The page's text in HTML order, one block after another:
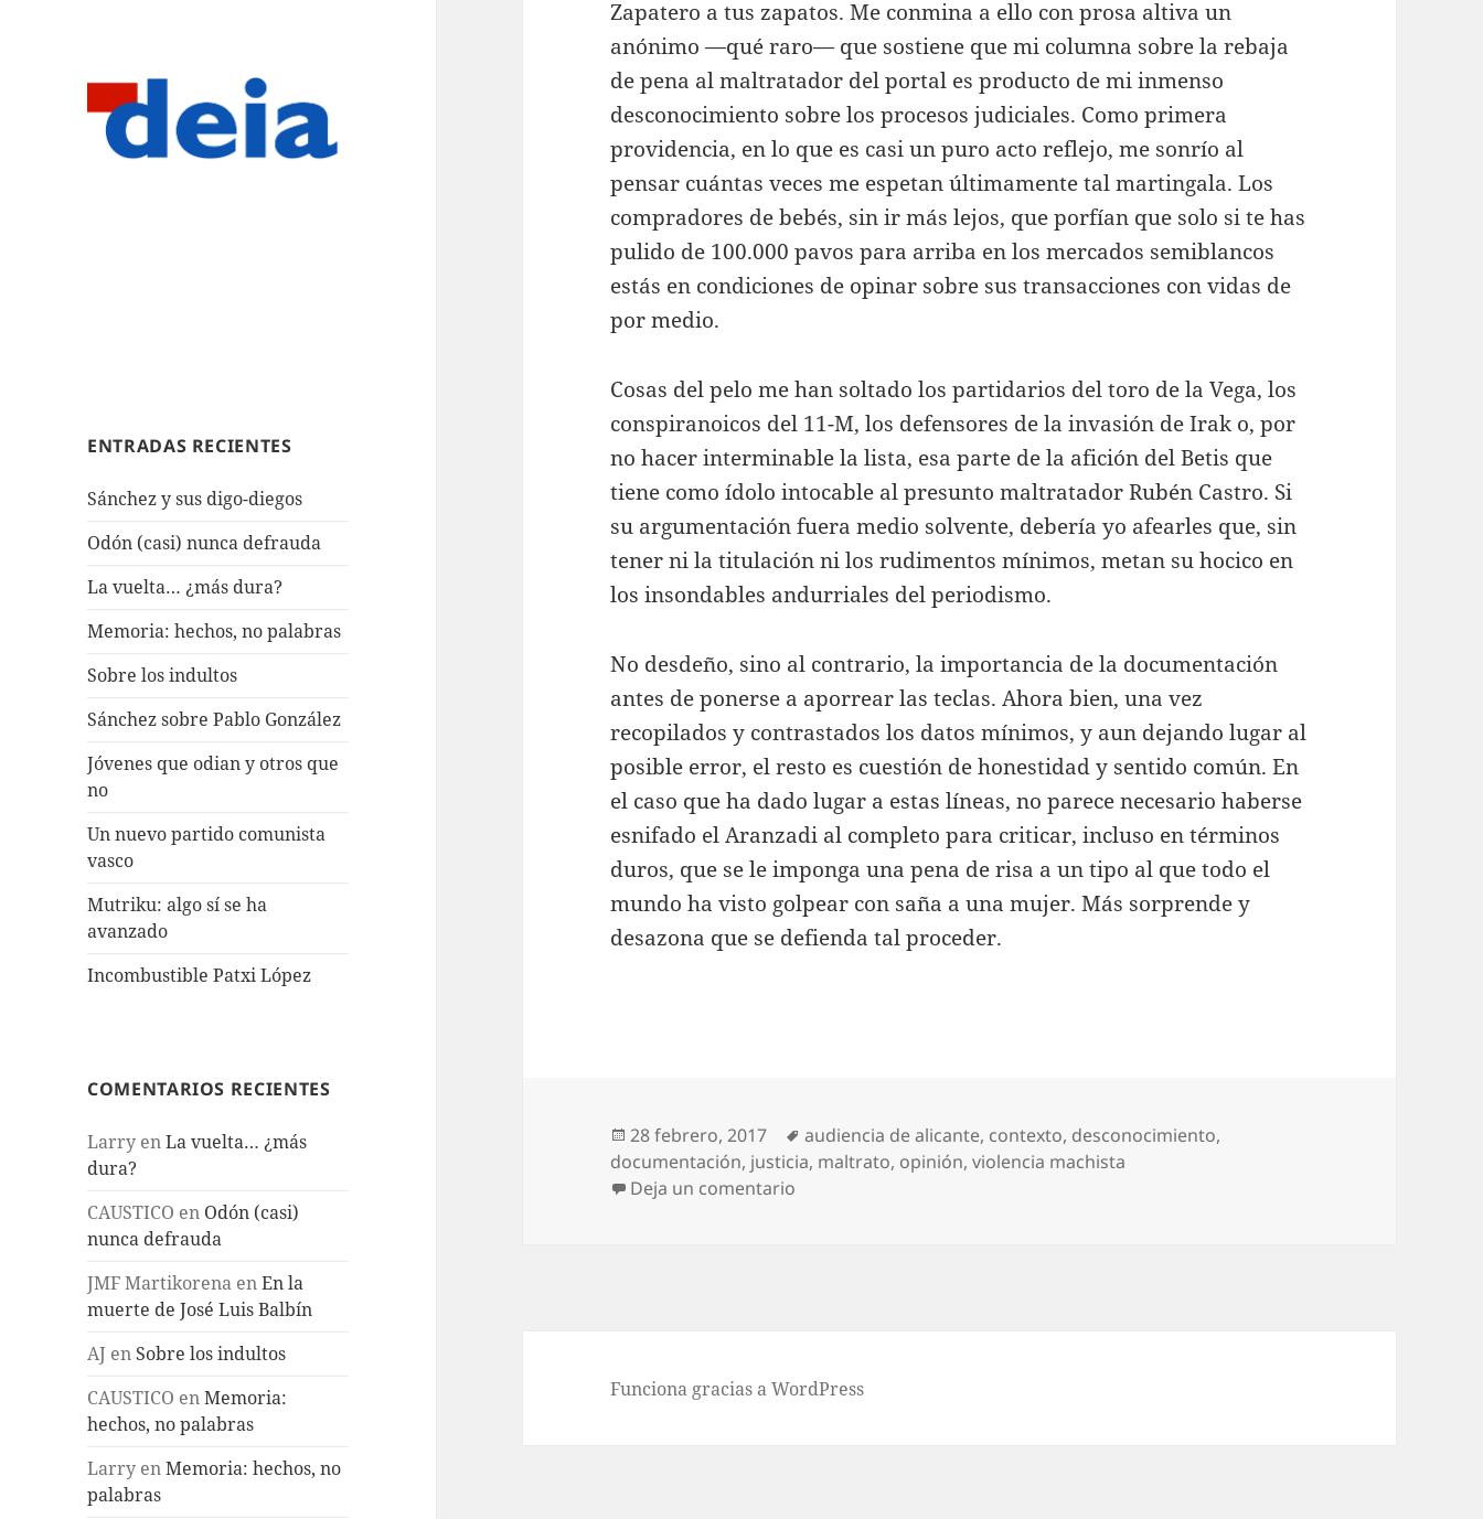
ENTRADAS RECIENTES
Sánchez y sus digo-diegos
Odón (casi) nunca defrauda
La vuelta… ¿más dura?
Memoria: hechos, no palabras
Sobre los indultos
Sánchez sobre Pablo González
Jóvenes que odian y otros que
no
Un nuevo partido comunista
vasco
Mutriku: algo sí se ha
avanzado
Incombustible Patxi López
COMENTARIOS RECIENTES
Larry enLa vuelta… ¿más
dura?
CAUSTICO en Odón (casi)
nunca defrauda
JMF Martikorena enEn la
muerte de José Luis Balbín
AJ en Sobre los indultos
CAUSTICO enMemoria:
hechos, no palabras
Larry enMemoria: hechos, no
palabras
Zapatero a tus zapatos. Me conmina a ello con prosa altiva un
anónimo —qué raro— que sostiene que mi columna sobre la rebaja
de pena al maltratador del portal es producto de mi inmenso
desconocimiento sobre los procesos judiciales. Como primera
providencia, en lo que es casi un puro acto reflejo, me sonrío al
pensar cuántas veces me espetan últimamente tal martingala. Los
compradores de bebés, sin ir más lejos, que porfían que solo si te has
pulido de 100.000 pavos para arriba en los mercados semiblancos
estás en condiciones de opinar sobre sus transacciones con vidas de
por medio.
Cosas del pelo me han soltado los partidarios del toro de la Vega, los
conspiranoicos del 11-M, los defensores de la invasión de Irak o, por
no hacer interminable la lista, esa parte de la afición del Betis que
tiene como ídolo intocable al presunto maltratador Rubén Castro. Si
su argumentación fuera medio solvente, debería yo afearles que, sin
tener ni la titulación ni los rudimentos mínimos, metan su hocico en
los insondables andurriales del periodismo.
No desdeño, sino al contrario, la importancia de la documentación
antes de ponerse a aporrear las teclas. Ahora bien, una vez
recopilados y contrastados los datos mínimos, y aun dejando lugar al
posible error, el resto es cuestión de honestidad y sentido común. En
el caso que ha dado lugar a estas líneas, no parece necesario haberse
esnifado el Aranzadi al completo para criticar, incluso en términos
duros, que se le imponga una pena de risa a un tipo al que todo el
mundo ha visto golpear con saña a una mujer. Más sorprende y
desazona que se defienda tal proceder.
Publicado
el
28 febrero, 2017 Etiquetas
audiencia de alicante, contexto, desconocimiento,
documentación, justicia, maltrato, opinión,violencia machista
Deja un comentario
Funciona gracias a WordPress